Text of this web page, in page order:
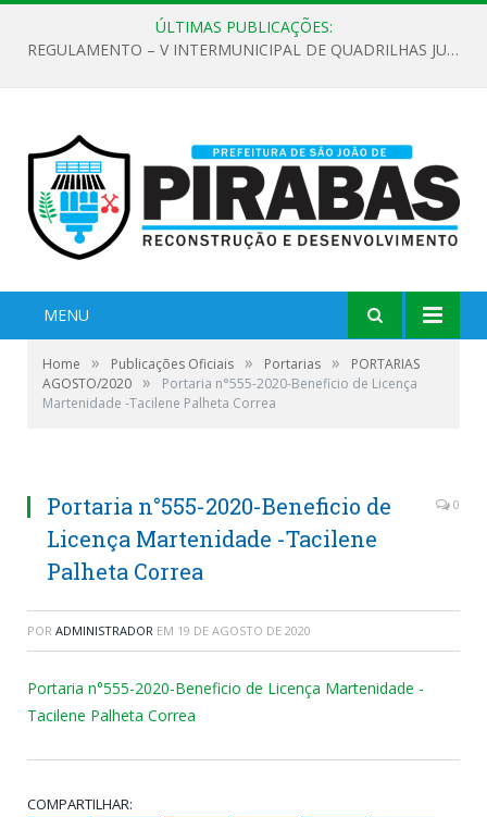
ÚLTIMAS PUBLICAÇÕES:
REGULAMENTO – V INTERMUNICIPAL DE QUADRILHAS JUNINAS 2026
MENU
Home » Publicações Oficiais » Portarias »
PORTARIAS
AGOSTO/2020 »
Portaria n°555-2020-Beneficio de Licença
Martenidade -Tacilene Palheta Correa
Portaria n°555-2020-Beneficio de
Licença Martenidade -Tacilene
Palheta Correa
0
POR ADMINISTRADOR EM 19 DE AGOSTO DE 2020
Portaria n°555-2020-Beneficio de Licença Martenidade -
Tacilene Palheta Correa
COMPARTILHAR: